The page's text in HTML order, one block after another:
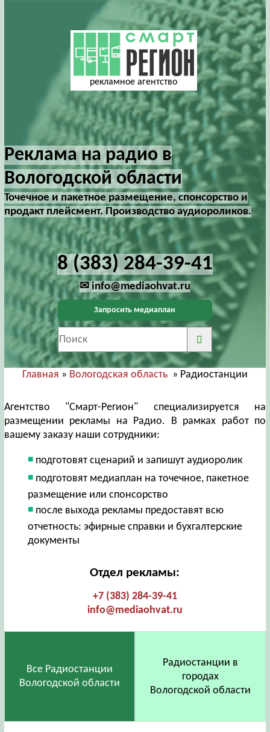
рекламное агентство
Реклама на радио в
Вологодской области
Точечное и пакетное размещение, спонсорство и
продакт плейсмент. Производство аудиороликов.
8 (383) 284-39-41
✉ info@mediaohvat.ru
Запросить медиаплан
Главная » Вологодская область» Радиостанции
Агентство "Смарт-Регион" специализируется на
размещении рекламы на Радио. В рамках работ по
вашему заказу наши сотрудники:
подготовят сценарий и запишут аудиоролик
подготовят медиаплан на точечное, пакетное
размещение или спонсорство
после выхода рекламы предоставят всю
отчетность: эфирные справки и бухгалтерские
документы
Отдел рекламы:
+7 (383) 284-39-41
info@mediaohvat.ru
Все Радиостанции
Вологодской области
Радиостанции в
городах
Вологодской области